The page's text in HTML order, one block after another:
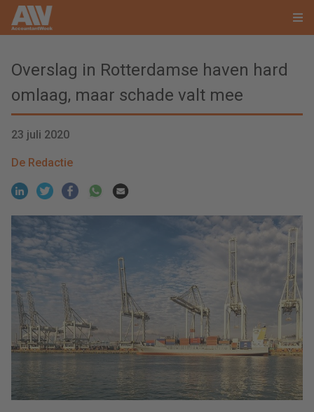
Overslag in Rotterdamse haven hard
omlaag, maar schade valt mee
23 juli 2020
De Redactie